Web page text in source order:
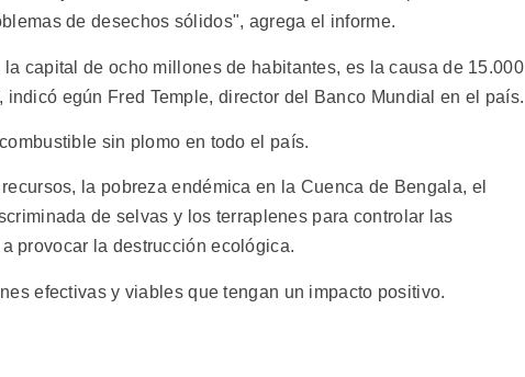
de desechos sólidos", agrega el informe.
capital de ocho millones de habitantes, es la causa de 15.000
indicó egún Fred Temple, director del Banco Mundial en el país.
sin plomo en todo el país.
la pobreza endémica en la Cuenca de Bengala, el
de selvas y los terraplenes para controlar las
provocar la destrucción ecológica.
efectivas y viables que tengan un impacto positivo.